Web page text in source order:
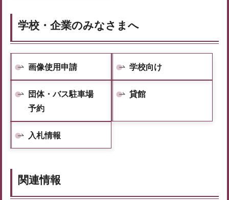
学校・企業のみなさまへ
画像使用申請 学校向け
団体・バス駐車場
予約
貸館
入札情報
関連情報